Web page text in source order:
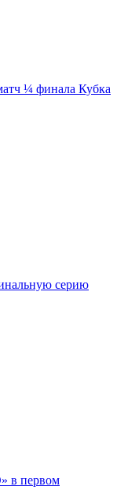
¼ финала Кубка
серию
в первом